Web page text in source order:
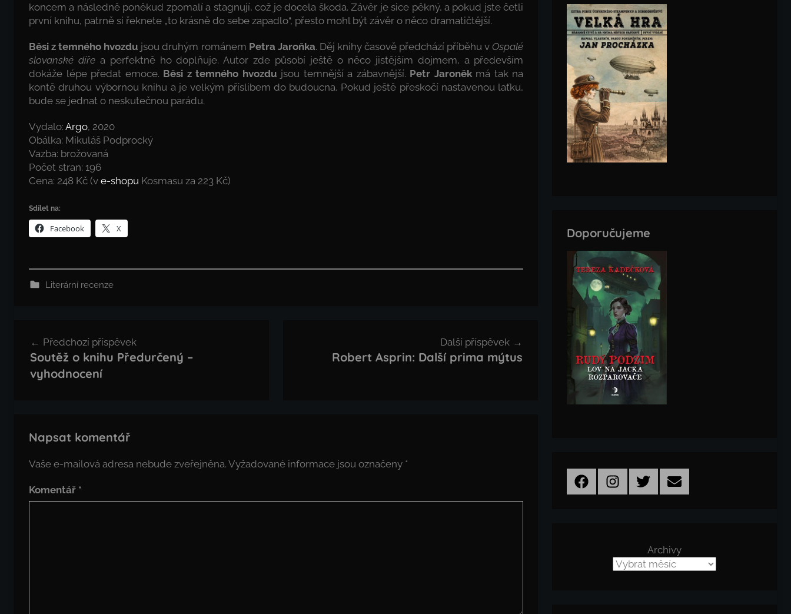
koncem a následně poněkud zpomalí a stagnují, což je docela škoda. Závěr je sice pěkný, a pokud jste četli
první knihu, patrně si řeknete „to krásně do sebe zapadlo“, přesto mohl být závěr o něco dramatičtější.
Běsi z temného hvozdu jsou druhým románem Petra Jaroňka. Děj knihy časově předchází příběhu v Ospalé
slovanské dířea perfektně ho doplňuje. Autor zde působí ještě o něco jistějším dojmem, a především
dokáže lépe předat emoce. Běsi z temného hvozdu jsou temnější a zábavnější. Petr Jaroněkmá tak na
kontě druhou výbornou knihu a je velkým příslibem do budoucna. Pokud ještě přeskočí nastavenou laťku,
bude se jednat o neskutečnou parádu.
Vydalo: Argo, 2020
Obálka: Mikuláš Podprocký
Vazba: brožovaná
Počet stran: 196
Cena: 248 Kč (v e-shopu Kosmasu za 223 Kč)
Sdílet na:
Facebook X
Literární recenze
pro
příspěvek
Předchozí příspěvek
Soutěž o knihu Předurčený –
vyhodnocení
Další příspěvek
Robert Asprin: Další prima mýtus
Napsat komentář
Vaše e-mailová adresa nebude zveřejněna. Vyžadované informace jsou označeny *
Komentář *
Doporučujeme
FacebookInstagramTwitterEmail
Archivy